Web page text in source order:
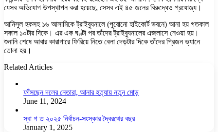
যেসব অভিযোগ উপস্থাপন করা হয়েছে, সেসব এই ৪৫ জনের বিরুদ্ধেও প্রযোজ্য।
আনিসুল হকসহ ১৬ আসামিকে ট্রাইব্যুনালে (পুরোনো হাইকোর্ট ভবনে) আনা হয় গতকাল
সকাল ১০টার দিকে। এর এক ঘণ্টা পর তাঁদের ট্রাইব্যুনালের এজলাসে নেওয়া হয়।
শুনানি শেষে আবার কারাগারে ফিরিয়ে নিতে বেলা দেড়টার দিকে তাঁদের প্রিজন ভ্যানে
তোলা হয়।
Related Articles
ফাঁসছেন দলের নেতারা, আনার হত্যায় নতুন মোড়
June 11, 2024
স্বা গ ত ২০২৫ নির্বাচন-সংস্কার দ্বৈরথের বছর
January 1, 2025